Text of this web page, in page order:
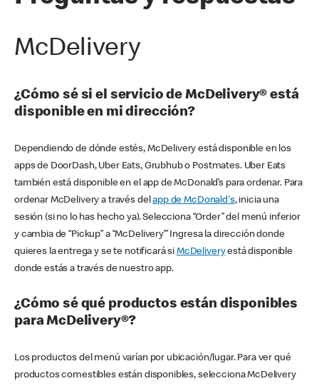
McDelivery
¿Cómo sé si el servicio de McDelivery® está
disponible en mi dirección?
Dependiendo de dónde estés, McDelivery está disponible en los
apps de DoorDash, Uber Eats, Grubhub o Postmates. Uber Eats
también está disponible en el app de McDonald’s para ordenar. Para
ordenar McDelivery a través delapp de McDonald's, inicia una
sesión (si no lo has hecho ya). Selecciona “Order” del menú inferior
y cambia de “Pickup” a “McDelivery’” Ingresa la dirección donde
quieres la entrega y se te notificará si McDeliveryestá disponible
donde estás a través de nuestro app.
¿Cómo sé qué productos están disponibles
para McDelivery®?
Los productos del menú varían por ubicación/lugar. Para ver qué
productos comestibles están disponibles, selecciona McDelivery